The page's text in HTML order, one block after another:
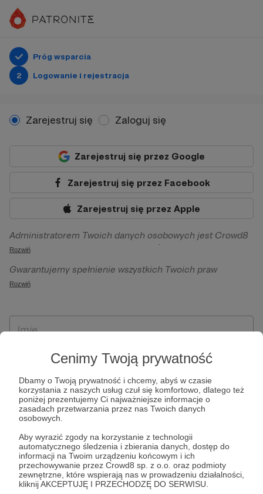
Cenimy Twoją prywatność
Dbamy o Twoją prywatność i chcemy, abyś w czasie
korzystania z naszych usług czuł się komfortowo, dlatego też
poniżej prezentujemy Ci najważniejsze informacje o
zasadach przetwarzania przez nas Twoich danych
osobowych.
Aby wyrazić zgody na korzystanie z technologii
automatycznego śledzenia i zbierania danych, dostęp do
informacji na Twoim urządzeniu końcowym i ich
przechowywanie przez Crowd8 sp. z o.o. oraz podmioty
zewnętrzne, które wspierają nas w prowadzeniu działalności,
kliknij AKCEPTUJĘ I PRZECHODZĘ DO SERWISU.
Próg wsparcia
2
Logowanie i rejestracja
Zarejestruj się Zaloguj się
Zarejestruj się przez Google
Zarejestruj się przez Facebook
Zarejestruj się przez Apple
Administratorem Twoich danych osobowych jest Crowd8
sp. z o.o. z siedziba w Warszawie, ul. Żwirki i Wigury 16, 02-
092 Warszawa. Twoje dane osobowe będą przetwarzane w
szczególności w celu wykonania umowy zawartej z Tobą, w
Patronite.pl, w tym możliwości dokonywania oraz
otrzymywania wsparcia na naszej platformie oraz
Rozwiń
Gwarantujemy spełnienie wszystkich Twoich praw
wynikających z ogólnego rozporządzenia o ochronie
ich przenoszenia, niepodlegania zautomatyzowanemu
wyrażenia sprzeciwu wobec przetwarzania Twoich danych
osobowych. Rejestracja dla osób niepełnoletnich możliwa
jest po przekazaniu podpisanego formularza "Zgodna na
założenie konta przez osobę niepełnoletnią", formularz
dostępny jest na stronie regulaminu Patronite.pl.
Rozwiń